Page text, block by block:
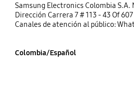
Samsung Electronics Colombia S.A.
Dirección Carrera 7 # 113 - 43 Of
Canales de atención al público:
Colombia/Español